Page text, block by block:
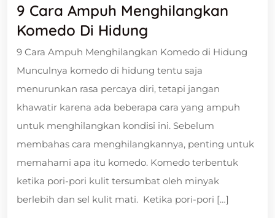
9 Cara Ampuh Menghilangkan
Komedo Di Hidung
9 Cara Ampuh Menghilangkan Komedo di Hidung
Munculnya komedo di hidung tentu saja
menurunkan rasa percaya diri, tetapi jangan
khawatir karena ada beberapa cara yang ampuh
untuk menghilangkan kondisi ini. Sebelum
membahas cara menghilangkannya, penting untuk
memahami apa itu komedo. Komedo terbentuk
ketika pori-pori kulit tersumbat oleh minyak
berlebih dan sel kulit mati. Ketika pori-pori […]